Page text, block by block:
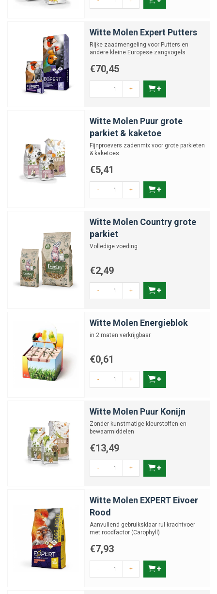
Witte Molen Expert Putters
Rijke zaadmengeling voor Putters en
andere kleine Europese zangvogels
€70,45
- +
Witte Molen Puur grote
parkiet & kaketoe
Fijnproevers zadenmix voor grote parkieten
& kaketoes
€5,41
- +
Witte Molen Country grote
parkiet
Volledige voeding
€2,49
- +
Witte Molen Energieblok
in 2 maten verkrijgbaar
€0,61
- +
Witte Molen Puur Konijn
Zonder kunstmatige kleurstoffen en
bewaarmiddelen
€13,49
- +
Witte Molen EXPERT Eivoer
Rood
Aanvullend gebruiksklaar rul krachtvoer
met roodfactor (Carophyll)
€7,93
- +